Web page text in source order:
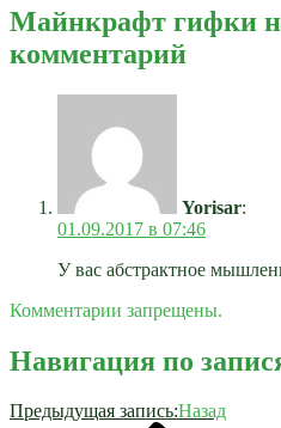
Майнкрафт гифки
комментарий
Yorisar:
01.09.2017 в 07:46
У вас абстрактное
Комментарии запрещены.
Навигация по
Предыдущая запись:Назад